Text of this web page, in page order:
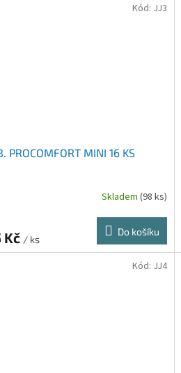
PROCOMFORT MINI 16 KS
Skladem (98 ks)
Kč / ks
Do košíku
Kód: JJ3
Kód: JJ4